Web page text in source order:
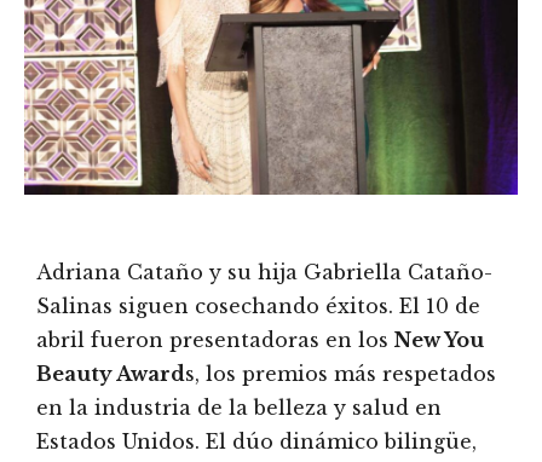
Adriana Cataño y su hija Gabriella Cataño-
Salinas siguen cosechando éxitos. El 10 de
abril fueron presentadoras en los New You
Beauty Awards, los premios más respetados
en la industria de la belleza y salud en
Estados Unidos. El dúo dinámico bilingüe,